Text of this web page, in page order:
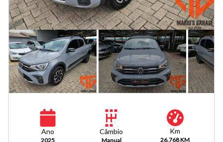
Ano
2025
Câmbio
Manual
Km
26.768 KM